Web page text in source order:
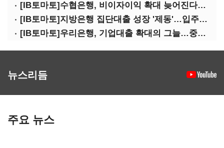
[IB토마토]수협은행, 비이자이익 확대 늦어진다…공모운용사 인가 연말로
[IB토마토]지방은행 집단대출 성장 '제동'…입주절벽에 반사이익도 희박
[IB토마토]우리은행, 기업대출 확대의 그늘…중기 연체율 10년 만에 최고
뉴스리듬
주요 뉴스